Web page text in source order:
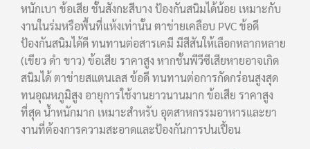
หนักเบา ข้อเสีย ชั้นสังกะสีบาง ป้องกันสนิมได้น้อย เหมาะกับ
งานในร่มหรือพื้นที่แห้งเท่านั้น ตาข่ายเคลือบ PVC ข้อดี
ป้องกันสนิมได้ดี ทนทานต่อสารเคมี มีสีสันให้เลือกหลากหลาย
(เขียว ดำ ขาว) ข้อเสีย ราคาสูง หากชั้นพีวีซีเสียหายอาจเกิด
สนิมได้ ตาข่ายสแตนเลส ข้อดี ทนทานต่อการกัดกร่อนสูงสุด
ทนอุณหภูมิสูง อายุการใช้งานยาวนานมาก ข้อเสีย ราคาสูง
ที่สุด น้ำหนักมาก เหมาะสำหรับ อุตสาหกรรมอาหารและยา
งานที่ต้องการความสะอาดและป้องกันการปนเปื้อน